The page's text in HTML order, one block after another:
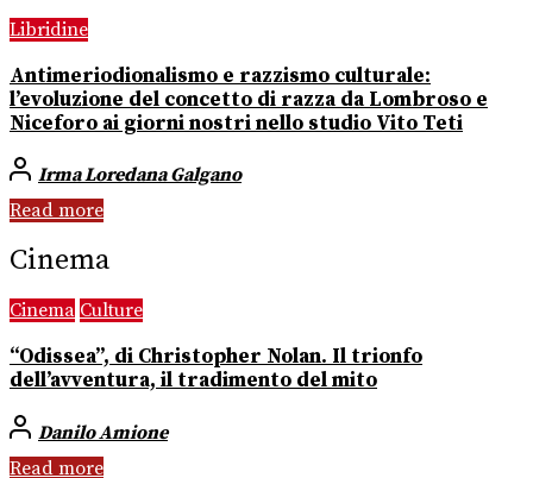
Libridine
Antimeriodionalismo e razzismo culturale:
l’evoluzione del concetto di razza da Lombroso e
Niceforo ai giorni nostri nello studio Vito Teti
Irma Loredana Galgano
Read more
Cinema
Cinema Culture
“Odissea”, di Christopher Nolan. Il trionfo
dell’avventura, il tradimento del mito
Danilo Amione
Read more